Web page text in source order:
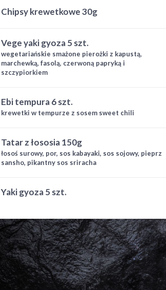
chipsy krewetkowe 30g
vege yaki gyoza 5 szt.
wegetariańskie smażone pierożki z kapustą,
marchewką, fasolą, czerwoną papryką i
szczypiorkiem
ebi tempura 6 szt.
krewetki w tempurze z sosem sweet chili
tatar z łososia 150g
łosoś surowy, por, sos kabayaki, sos sojowy, pieprz
sansho, pikantny sos sriracha
yaki gyoza 5 szt.